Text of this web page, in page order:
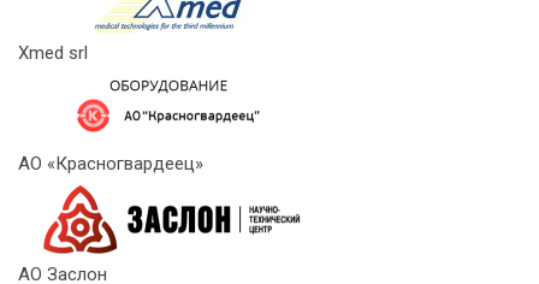
Xmed srl
АО «Красногвардеец»
АО Заслон